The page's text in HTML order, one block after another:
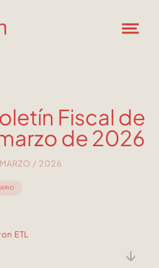
↓
Fiscal de
de 2026
/ 2026
ETL